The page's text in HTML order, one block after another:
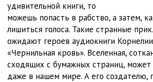
удивительной книги, то
можешь попасть в рабство, а затем,
лишиться голоса. Такие странные
ожидают героев аудиокниги
«Чернильная кровь». Вселенная,
сходящих с бумажных страниц, может
даже в нашем мире. А его создателю,